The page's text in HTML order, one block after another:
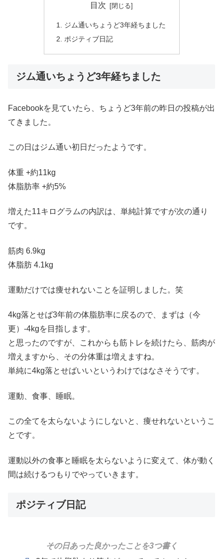
目次
ジム通いちょうど3年経ちました
ポジティブ日記
ジム通いちょうど3年経ちました
Facebookを見ていたら、ちょうど3年前の昨日の投稿が出
てきました。
この日はジム通い初日だったようです。
体重 +約11kg
体脂肪率 +約5%
増えた11キログラムの内訳は、単純計算ですが次の通り
です。
筋肉 6.9kg
体脂肪 4.1kg
運動だけでは痩せれないことを証明しました。笑
4kg落とせば3年前の体脂肪率に戻るので、まずは（今
更）-4kgを目指します。
と思ったのですが、これからも筋トレを続けたら、筋肉が
増えますから、その分体重は増えますね。
単純に4kg落とせばいいというわけではなさそうです。
運動、食事、睡眠。
この全てを太らないようにしないと、痩せれないというこ
とです。
運動以外の食事と睡眠を太らないように変えて、体が動く
間は続けるつもりでやっていきます。
ポジティブ日記
その日あった良かったことを3つ書く